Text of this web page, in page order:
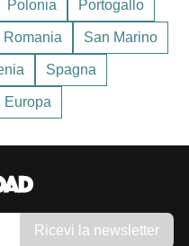
Polonia Portogallo
Romania San Marino
Spagna
Europa
Ricevi la newsletter